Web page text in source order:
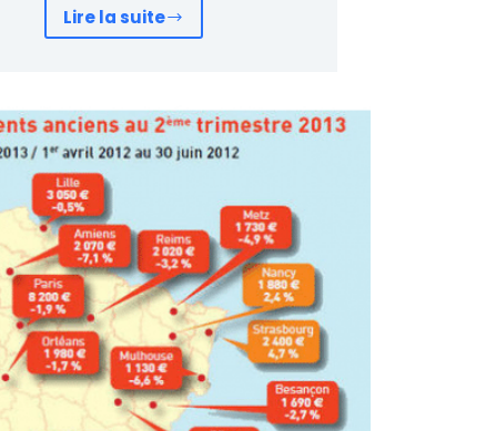
Lire la suiteClassement
10
valeurs
les
à
découvert